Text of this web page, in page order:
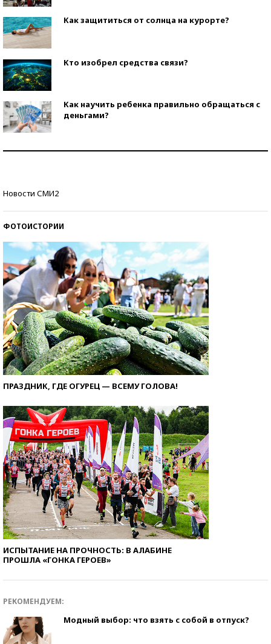
Как защититься от солнца на курорте?
Кто изобрел средства связи?
Как научить ребенка правильно обращаться с
деньгами?
Новости СМИ2
ФОТОИСТОРИИ
ПРАЗДНИК, ГДЕ ОГУРЕЦ — ВСЕМУ ГОЛОВА!
ИСПЫТАНИЕ НА ПРОЧНОСТЬ: В АЛАБИНЕ
ПРОШЛА «ГОНКА ГЕРОЕВ»
РЕКОМЕНДУЕМ:
Модный выбор: что взять с собой в отпуск?